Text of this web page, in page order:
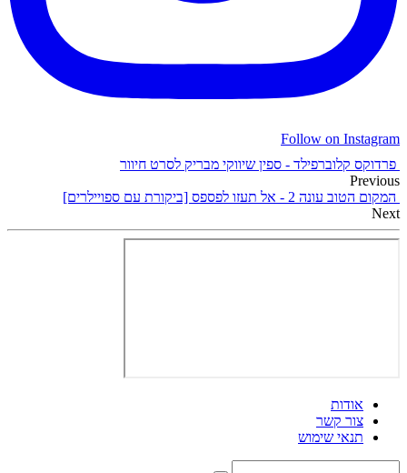
Follow on Instagram
פרדוקס קלוברפילד - ספין שיווקי מבריק לסרט חיוור
Previous
המקום הטוב עונה 2 - אל תעזו לפספס [ביקורת עם ספויילרים]
Next
אודות
צור קשר
תנאי שימוש